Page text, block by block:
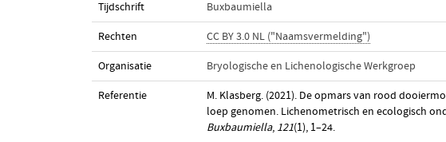
Tijdschrift Buxbaumiella
Rechten CC BY 3.0 NL ("Naamsvermelding")
Organisatie Bryologische en Lichenologische Werkgroep
Referentie
M. Klasberg. (2021). De opmars van rood
loep genomen. Lichenometrisch en ecologisch
Buxbaumiella, 121(1), 1–24.